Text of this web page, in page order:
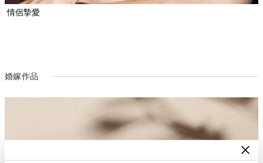
情侶摯愛
婚嫁作品